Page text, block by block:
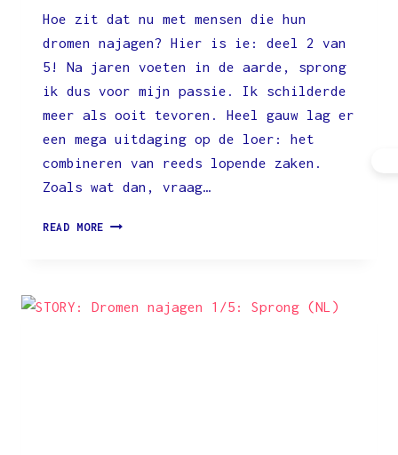
Hoe zit dat nu met mensen die hun
dromen najagen? Hier is ie: deel 2 van
5! Na jaren voeten in de aarde, sprong
ik dus voor mijn passie. Ik schilderde
meer als ooit tevoren. Heel gauw lag er
een mega uitdaging op de loer: het
combineren van reeds lopende zaken.
Zoals wat dan, vraag…
READ MORE STORY:
OMZETTEN